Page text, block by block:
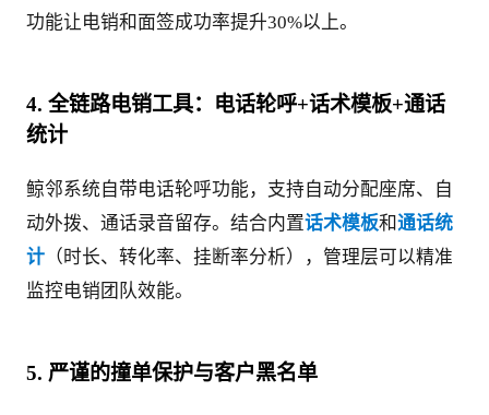
功能让电销和面签成功率提升30%以上。
4. 全链路电销工具：电话轮呼+话术模板+通话
统计
鲸邻系统自带电话轮呼功能，支持自动分配座席、自
动外拨、通话录音留存。结合内置话术模板和通话统
计（时长、转化率、挂断率分析），管理层可以精准
监控电销团队效能。
5. 严谨的撞单保护与客户黑名单